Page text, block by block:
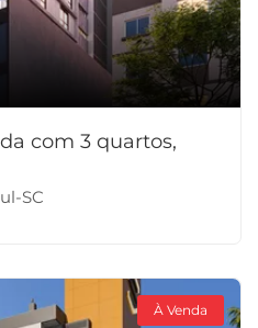
com 3 quartos,
SC
À Venda